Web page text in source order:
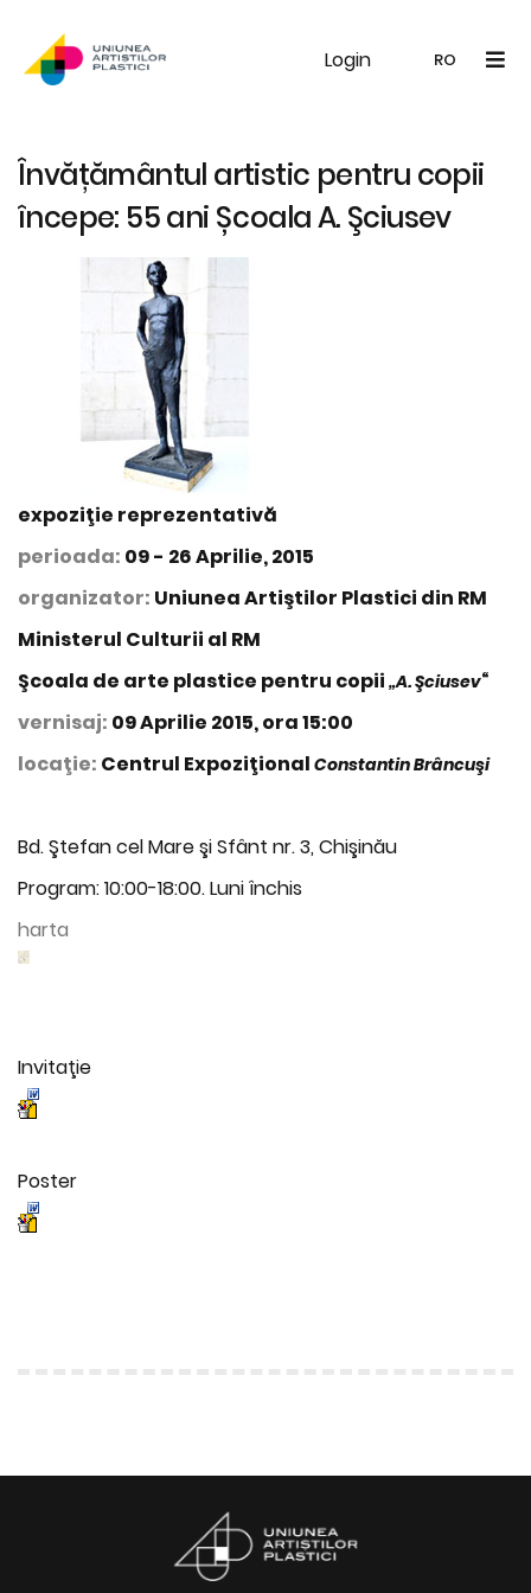
Login RO
EN
UAP Galerie Noutăți
Învățământul artistic pentru copii
începe: 55 ani Școala A. Şciusev
expoziţie reprezentativă
perioada: 09 - 26 Aprilie, 2015
organizator: Uniunea Artiştilor Plastici din RM
Ministerul Culturii al RM
Şcoala de arte plastice pentru copii „A. Şciusev“
vernisaj: 09 Aprilie 2015, ora 15:00
locaţie: Centrul Expoziţional Constantin Brâncuşi
Bd. Ştefan cel Mare şi Sfânt nr. 3, Chişinău
Program: 10:00-18:00. Luni închis
harta
Invitaţie
Poster